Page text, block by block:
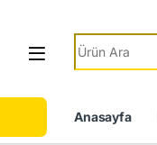
Anasayfa